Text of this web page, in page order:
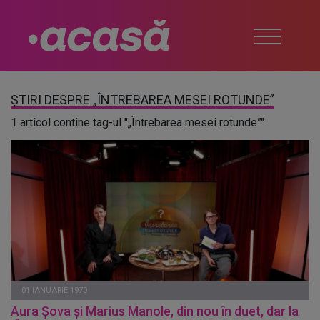
ȘTIRI DESPRE „ÎNTREBAREA MESEI ROTUNDE”
1 articol contine tag-ul "„Întrebarea mesei rotunde”"
01 IANUARIE 1970
Aura Șova și Marius Manole, din nou în duet, dar la